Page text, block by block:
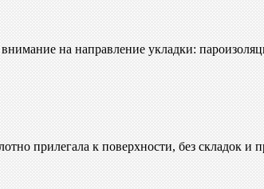
на направление укладки:
прилегала к поверхности, без складок и